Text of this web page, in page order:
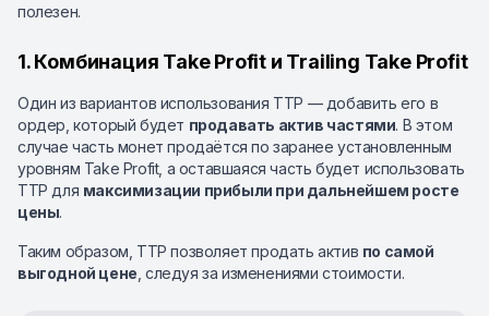
полезен.
1. Комбинация Take Profit и Trailing Take Profit
Один из вариантов использования TTP — добавить его в
ордер, который будет продавать актив частями. В этом
случае часть монет продаётся по заранее установленным
уровням Take Profit, а оставшаяся часть будет использовать
TTP для максимизации прибыли при дальнейшем росте
цены.
Таким образом, TTP позволяет продать актив по самой
выгодной цене , следуя за изменениями стоимости.